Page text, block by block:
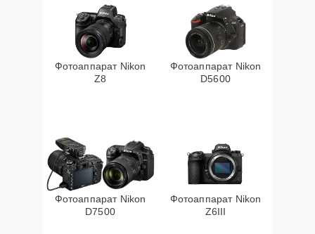
Фотоаппарат Nikon
Z8
Фотоаппарат Nikon
D5600
Фотоаппарат Nikon
D7500
Фотоаппарат Nikon
Z6III